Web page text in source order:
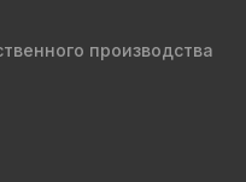
производства